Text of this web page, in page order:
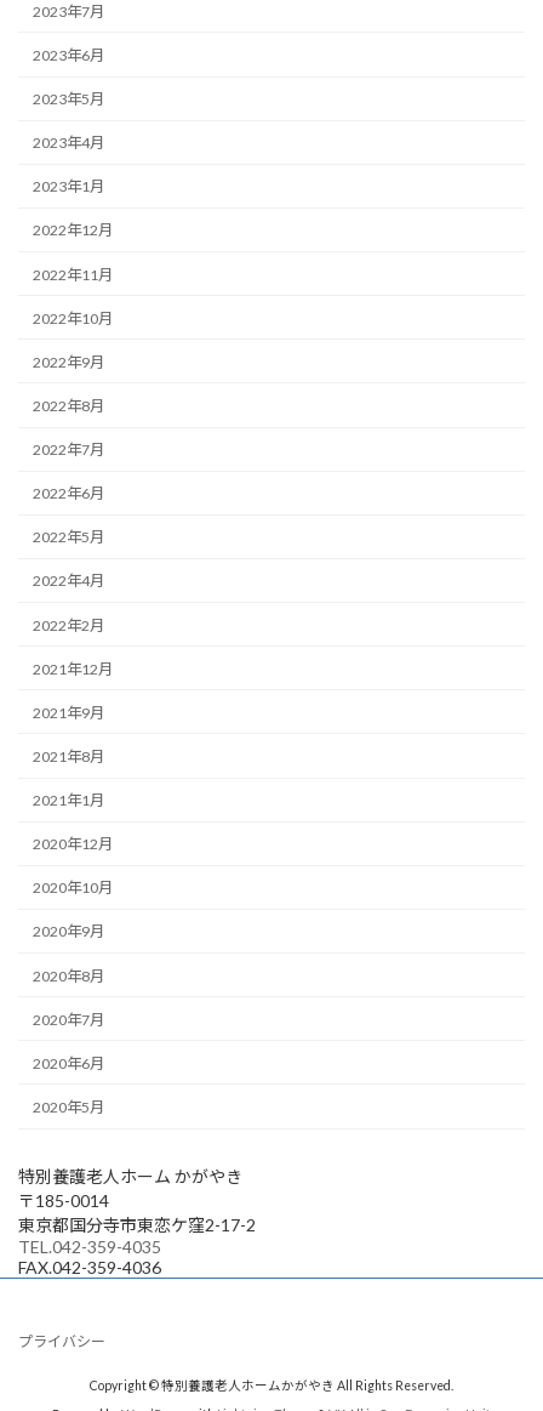
2023年7月
2023年6月
2023年5月
2023年4月
2023年1月
2022年12月
2022年11月
2022年10月
2022年9月
2022年8月
2022年7月
2022年6月
2022年5月
2022年4月
2022年2月
2021年12月
2021年9月
2021年8月
2021年1月
2020年12月
2020年10月
2020年9月
2020年8月
2020年7月
2020年6月
2020年5月
特別養護老人ホーム かがやき
〒185-0014
東京都国分寺市東恋ケ窪2-17-2
TEL.042-359-4035
FAX.042-359-4036
プライバシー
Copyright © 特別養護老人ホームかがやき All Rights Reserved.